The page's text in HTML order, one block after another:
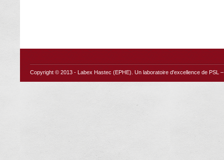
Copyright © 2013 - Labex Hastec (EPHE) . Un laboratoire d'excellence de